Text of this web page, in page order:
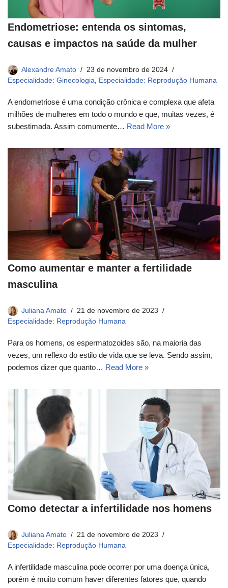
Endometriose: entenda os sintomas,
causas e impactos na saúde da mulher
Alexandre Amato
23 de novembro de 2024
Especialidade: Ginecologia
Especialidade: Reprodução Humana
A endometriose é uma condição crônica e complexa que afeta
milhões de mulheres em todo o mundo e que, muitas vezes, é
subestimada. Assim comumente… Read More »
Como aumentar e manter a fertilidade
masculina
Juliana Amato
21 de novembro de 2023
Especialidade: Reprodução Humana
Para os homens, os espermatozoides são, na maioria das
vezes, um reflexo do estilo de vida que se leva. Sendo assim,
podemos dizer que quanto… Read More »
Como detectar a infertilidade nos homens
Juliana Amato
21 de novembro de 2023
Especialidade: Reprodução Humana
A infertilidade masculina pode ocorrer por uma doença única,
porém é muito comum haver diferentes fatores que, quando